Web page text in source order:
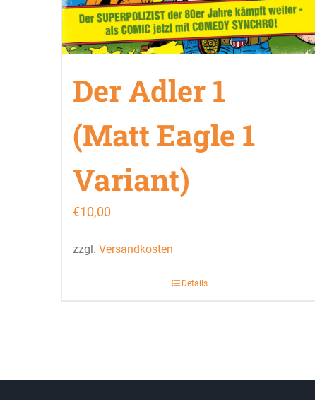
Der Adler 1
(Matt Eagle 1
Variant)
€10,00
zzgl. Versandkosten
Details